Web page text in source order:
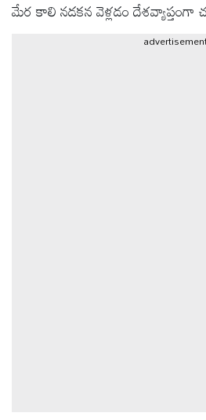
మేర కాలి నడకన వెళ్లడం